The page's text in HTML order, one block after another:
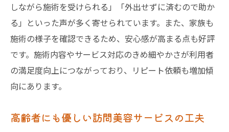
しながら施術を受けられる」「外出せずに済むので助か
る」といった声が多く寄せられています。また、家族も
施術の様子を確認できるため、安心感が高まる点も好評
です。施術内容やサービス対応のきめ細やかさが利用者
の満足度向上につながっており、リピート依頼も増加傾
向にあります。
高齢者にも優しい訪問美容サービスの工夫